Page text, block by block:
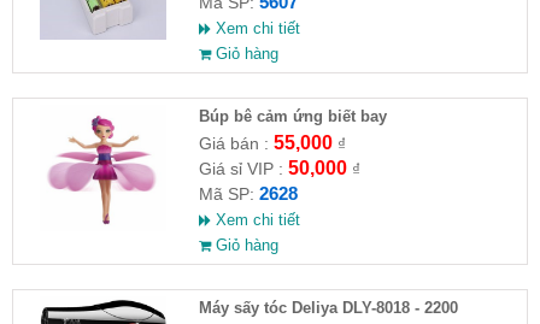
Xem chi tiết
Giỏ hàng
​Búp bê cảm ứng biết bay
Giá bán : 55,000₫
Giá sỉ VIP : 50,000₫
Mã SP: 2628
Xem chi tiết
Giỏ hàng
Máy sấy tóc Deliya DLY-8018 - 2200